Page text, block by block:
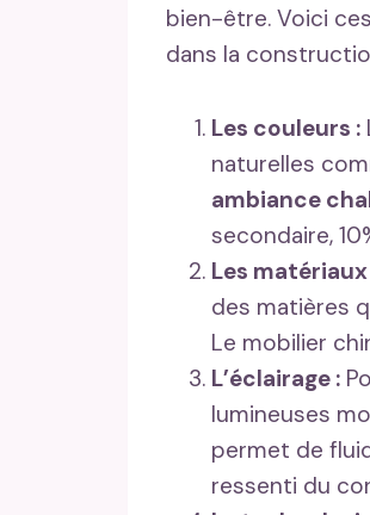
bien-être. Voici
dans la
Les couleurs :
naturelles
ambiance
secondaire,
Les matériaux
des matières
Le mobilier
L’éclairage :
lumineuses
permet de
ressenti du